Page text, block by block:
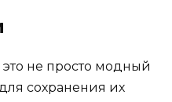
не просто модный
сохранения их